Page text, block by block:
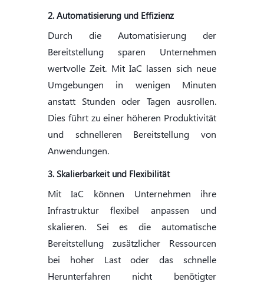
2. Automatisierung und Effizienz
Durch die Automatisierung der
Bereitstellung sparen Unternehmen
wertvolle Zeit. Mit IaC lassen sich neue
Umgebungen in wenigen Minuten
anstatt Stunden oder Tagen ausrollen.
Dies führt zu einer höheren Produktivität
und schnelleren Bereitstellung von
Anwendungen.
3. Skalierbarkeit und Flexibilität
Mit IaC können Unternehmen ihre
Infrastruktur flexibel anpassen und
skalieren. Sei es die automatische
Bereitstellung zusätzlicher Ressourcen
bei hoher Last oder das schnelle
Herunterfahren nicht benötigter